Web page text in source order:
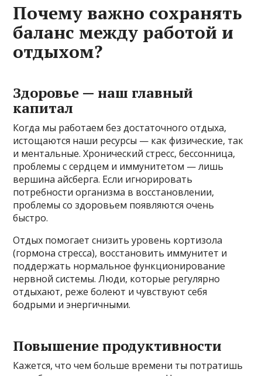
Почему важно сохранять
баланс между работой и
отдыхом?
Здоровье — наш главный
капитал
Когда мы работаем без достаточного отдыха,
истощаются наши ресурсы — как физические, так
и ментальные. Хронический стресс, бессонница,
проблемы с сердцем и иммунитетом — лишь
вершина айсберга. Если игнорировать
потребности организма в восстановлении,
проблемы со здоровьем появляются очень
быстро.
Отдых помогает снизить уровень кортизола
(гормона стресса), восстановить иммунитет и
поддержать нормальное функционирование
нервной системы. Люди, которые регулярно
отдыхают, реже болеют и чувствуют себя
бодрыми и энергичными.
Повышение продуктивности
Кажется, что чем больше времени ты потратишь